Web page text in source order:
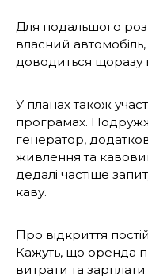
Для подальшого
власний
доводиться щоразу
У планах також
програмах.
генератор,
живлення та
дедалі частіше
каву.
Про відкриття
Кажуть, що оренда
витрати та